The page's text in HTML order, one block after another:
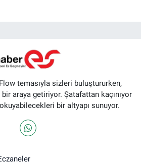
temasıyla sizleri buluştururken,
araya getiriyor. Şatafattan kaçınıyor
bir altyapı sunuyor.